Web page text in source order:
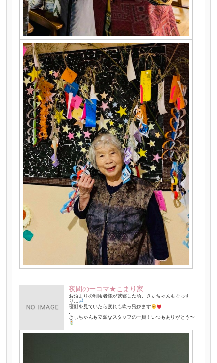
夜間の一コマ★こまり家
お泊まりの利用者様が就寝した頃、きぃちゃんもぐっす
り…
寝顔を見ていたら疲れも吹っ飛びます
きぃちゃんも立派なスタッフの一員！いつもありがとう〜